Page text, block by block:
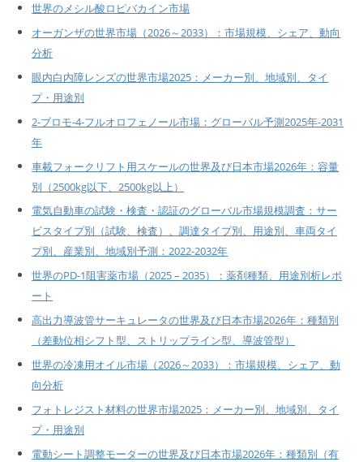
世界のメシル酸ロピバカイン市場
オーガンザの世界市場（2026～2033）：市場規模、シェア、動向
分析
眼内白内障レンズの世界市場2025：メーカー別、地域別、タイ
プ・用途別
2-ブロモ-4-フルオロフェノール市場：グローバル予測2025年-2031
年
車載フォークリフト用スケールの世界及び日本市場2026年：容量
別（2500kg以下、2500kg以上）
電気自動車の試験・検査・認証のグローバル市場規模調査：サー
ビスタイプ別（試験、検査）、調達タイプ別、用途別、車両タイ
プ別、産業別、地域別予測：2022-2032年
世界のPD-1阻害薬市場（2025 – 2035）：薬剤種類、用途別析レポ
ート
高出力導波管サーキュレータの世界及び日本市場2026年：種類別
（差動位相シフト型、ストリップライン型、導波管型）
世界の冷凍用オイル市場（2026～2033）：市場規模、シェア、動
向分析
フォトレジスト材料の世界市場2025：メーカー別、地域別、タイ
プ・用途別
電動シート調整モーターの世界及び日本市場2026年：種類別（有